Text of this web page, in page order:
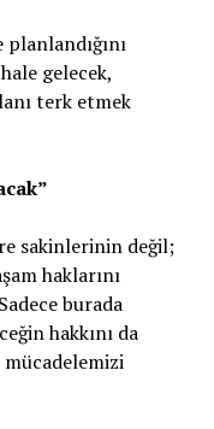
gelecek,
terk etmek
sakinlerinin değil;
haklarını
burada
hakkını da
mücadelemizi